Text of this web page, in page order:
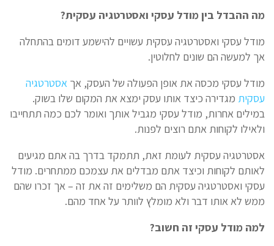
מה ההבדל בין מודל עסקי ואסטרטגיה עסקית?
מודל עסקי ואסטרטגיה עסקית עשויים להישמע דומים בהתחלה
אך למעשה הם שונים לחלוטין.
מודל עסקי מכסה את אופן הפעולה של העסק, אך אסטרטגיה
עסקית מגדירה כיצד אותו עסק ימצא את המקום שלו בשוק.
במילים אחרות, מודל עסקי מגביל אותך ואומר לכם כמה תתחייבו
ולאילו לקוחות אתם רוצים לפנות.
אסטרטגיה עסקית לעומת זאת, תתמקד בדרך בה אתם מגיעים
לאותם לקוחות וכיצד אתם מבדלים את עצמכם ממתחרים. מודל
עסקי ואסטרטגיה עסקית הם משלימים זה את זה – אך זכרו שהם
ממש לא אותו דבר ולא מומלץ לוותר על אחד מהם.
למה מודל עסקי זה חשוב?